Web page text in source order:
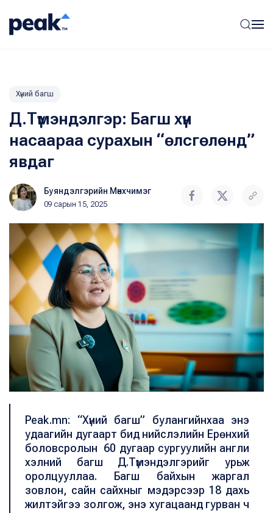
Хүний багш
Д.Түмэндэлгэр: Багш хүн
насаараа сурахын “өлсгөлөнд”
явдаг
Буяндэлгэрийн Мөнхчимэг
09 сарын 15, 2025
Peak.mn: “Хүний багш” булангийнхаа энэ
удаагийн дугаарт бид нийслэлийн Ерөнхий
боловсролын 60 дугаар сургуулийн англи
хэлний багш Д.Түмэндэлгэрийг урьж
оролцууллаа. Багш байхын жаргал
зовлон, сайн сайхныг мэдэрсээр 18 дахь
жилтэйгээ золгож, энэ хугацаанд гурван ч